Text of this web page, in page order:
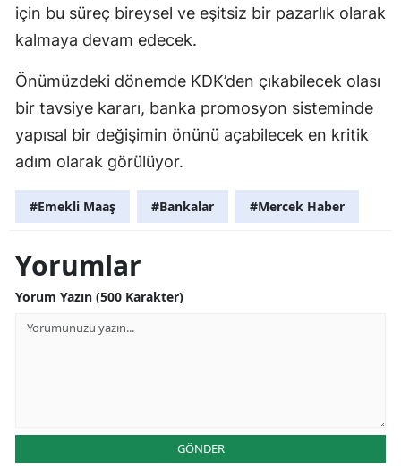
için bu süreç bireysel ve eşitsiz bir pazarlık olarak
kalmaya devam edecek.
Önümüzdeki dönemde KDK’den çıkabilecek olası
bir tavsiye kararı, banka promosyon sisteminde
yapısal bir değişimin önünü açabilecek en kritik
adım olarak görülüyor.
#Emekli Maaş #Bankalar #Mercek Haber
Yorumlar
Yorum Yazın (500 Karakter)
GÖNDER